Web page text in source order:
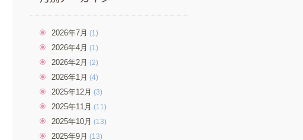
2026年7月 (1)
2026年4月 (1)
2026年2月 (2)
2026年1月 (4)
2025年12月 (3)
2025年11月 (11)
2025年10月 (13)
2025年9月 (13)